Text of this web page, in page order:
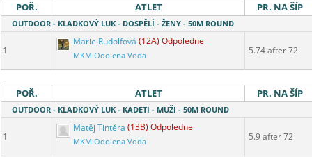
POŘ. ATLET PR. NA ŠÍP
OUTDOOR - KLADKOVÝ LUK - DOSPĚLÍ - ŽENY - 50M ROUND
1
Marie Rudolfová (12A) Odpoledne
MKM Odolena Voda 5.74 after 72
POŘ. ATLET PR. NA ŠÍP
OUTDOOR - KLADKOVÝ LUK - KADETI - MUŽI - 50M ROUND
1
Matěj Tintěra (13B) Odpoledne
MKM Odolena Voda 5.9 after 72